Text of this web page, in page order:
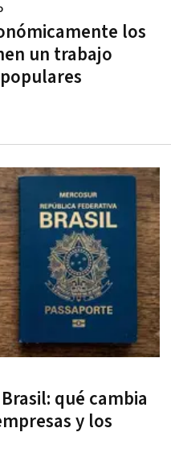
los
un trabajo
qué cambia
y los